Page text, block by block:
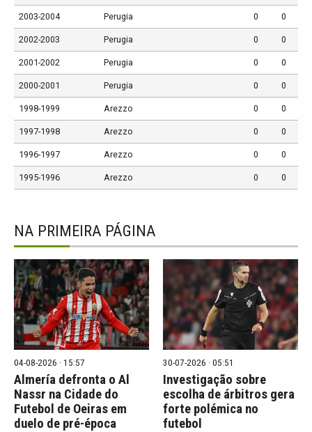
2003-2004 Perugia 0 0
2002-2003 Perugia 0 0
2001-2002 Perugia 0 0
2000-2001 Perugia 0 0
1998-1999 Arezzo 0 0
1997-1998 Arezzo 0 0
1996-1997 Arezzo 0 0
1995-1996 Arezzo 0 0
NA PRIMEIRA PÁGINA
04-08-2026 · 15:57
Almería defronta o Al
Nassr na Cidade do
Futebol de Oeiras em
duelo de pré-época
30-07-2026 · 05:51
Investigação sobre
escolha de árbitros gera
forte polémica no
futebol